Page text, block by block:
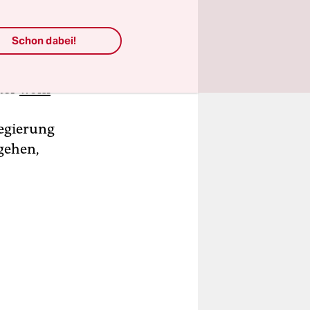
Brille,
mal
wohl
Schon dabei!